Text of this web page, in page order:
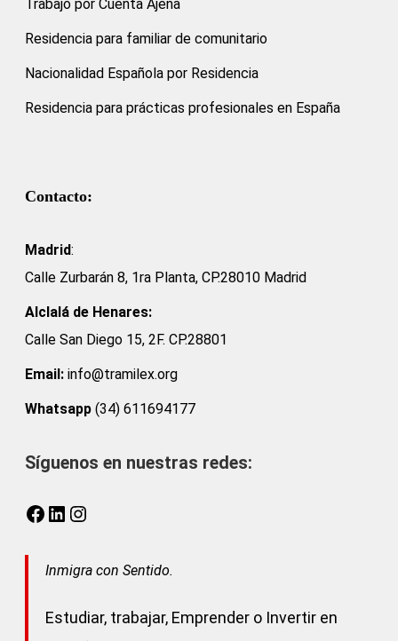
Trabajo por Cuenta Ajena
Residencia para familiar de comunitario
Nacionalidad Española por Residencia
Residencia para prácticas profesionales en España
Contacto:
Madrid:
Calle Zurbarán 8, 1ra Planta, CP.28010 Madrid
Alclalá de Henares:
Calle San Diego 15, 2F. CP.28801
Email: info@tramilex.org
Whatsapp (34) 611694177
Síguenos en nuestras redes:
Facebook
LinkedIn
Inmigra con Sentido.
Estudiar, trabajar, Emprender o Invertir en